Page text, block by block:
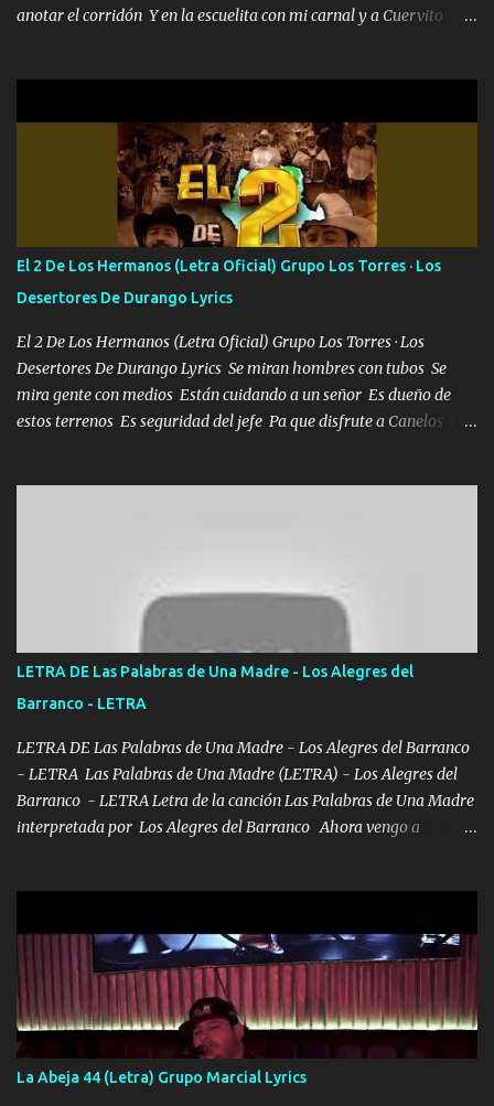
anotar el corridón Y en la escuelita con mi carnal y a Cuervito
camisa es color Verde y peleam0s la Bandera por todita a la ciudad
con los drones patrullando la Frontera De Tijuana Bulevares
Bellas Artes me ve en las blancas ya hace falta mi APA FLACO
verde se le extraña pa que sepan Aquí Pura GENTE DE LA RANA 🐸
POR CLAVE ES EL CALI 4 EN LA CIUDAD TIJUANA Música Al
tirante andamos mi carnal atento a cualquier necesidad no porque
se ve limpio el camino nos confiamos al andar y nunca con la
misma piedra me vuelvo a tropezar Cuando ando de enamorado
en corto me tiró a per...
El 2 De Los Hermanos (Letra Oficial) Grupo Los Torres · Los
Desertores De Durango Lyrics
El 2 De Los Hermanos (Letra Oficial) Grupo Los Torres · Los
Desertores De Durango Lyrics Se miran hombres con tubos Se
mira gente con medios Están cuidando a un señor Es dueño de
estos terrenos Es seguridad del jefe Pa que disfrute a Canelos Es
ahí está el Hombre Cuarenta y también Pariente 7 arreglan
cualquier problema no más es cuestión que ordené NOS HACE
FALTA UN HERMANO DE CLAVE ERA EL 24 SIEMPRE FUE UN
HOMBRE VALIENTE POR ALGO M'URIÓ PELEAND0 SIEMPRE
VIO POR LA FAMILIA PARA QUE SIGA EL LEGADO Es el DOS de
los HERMANOS un cerebro inteligente y com...
LETRA DE Las Palabras de Una Madre - Los Alegres del
Barranco - LETRA
LETRA DE Las Palabras de Una Madre - Los Alegres del Barranco
- LETRA Las Palabras de Una Madre (LETRA) - Los Alegres del
Barranco - LETRA Letra de la canción Las Palabras de Una Madre
interpretada por Los Alegres del Barranco Ahora vengo a
quiso, él tiempo sigue pasando y nunca te olvidaremos, aquí
seguiré esperando hasta volvernos a vernos El recuerdo que yo
tengo de mi mente no se va, en mi corazón me llevo lo mismo que
tu papá, a veces me pongo triste porque no puedo mirarte, mas se
que tu me escuchas porque tu eres mi gran ángel, El desespero me
llega para reunirme contigo, tu iluminas mi sendero por siempre
serás mi niño, del amor que yo te tengo es co...
La Abeja 44 (Letra) Grupo Marcial Lyrics